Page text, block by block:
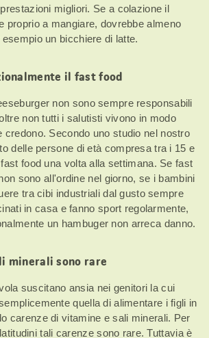
migliori. Se a colazione il
proprio a mangiare, dovrebbe almeno
un bicchiere di latte.
il fast food
non sono sempre responsabili
non tutti i salutisti vivono in modo
Secondo uno studio nel nostro
delle persone di età compresa tra i 15 e
food una volta alla settimana. Se fast
sono all'ordine nel giorno, se i bambini
tra cibi industriali dal gusto sempre
in casa e fanno sport regolarmente,
un hambuger non arreca danno.
minerali sono rare
suscitano ansia nei genitori la cui
quella di alimentare i figli in
carenze di vitamine e sali minerali. Per
tali carenze sono rare. Tuttavia è